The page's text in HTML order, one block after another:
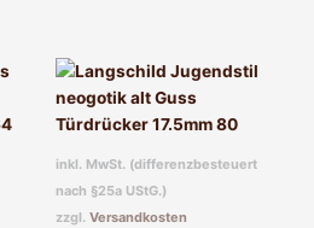
inkl. MwSt. (differenzbesteuert
nach §25a UStG.)
zzgl. Versandkosten